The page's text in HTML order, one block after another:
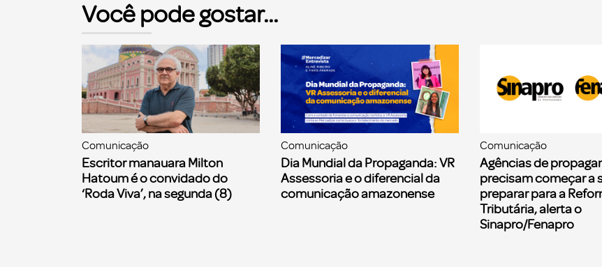
Você pode gostar...
Comunicação
Escritor manauara Milton
Hatoum é o convidado do
‘Roda Viva’, na segunda (8)
Comunicação
Dia Mundial da Propaganda: VR
Assessoria e o diferencial da
comunicação amazonense
Comunicação
Agências de
precisam começar a
preparar para a
Tributária, alerta o
Sinapro/Fenapro